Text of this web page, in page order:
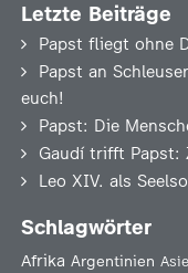
Letzte Beiträge
Papst fliegt ohne
Papst an
euch!
Papst: Die
Gaudí trifft Papst:
Leo XIV. als
Schlagwörter
Afrika Argentinien